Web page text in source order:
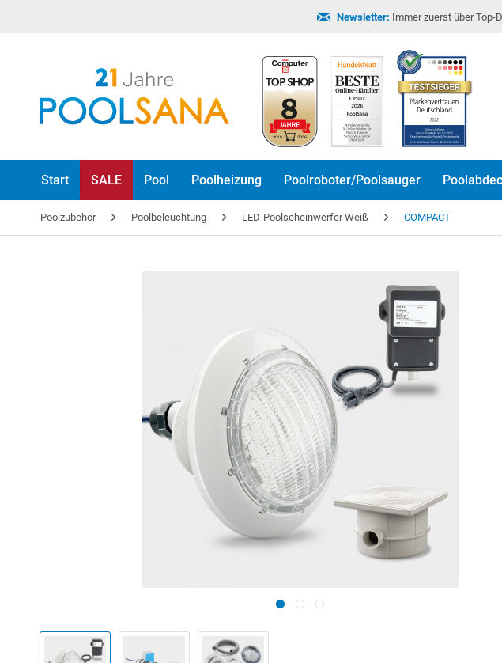
Newsletter: Immer zuerst über Top-
Start SALE Pool Poolheizung Poolroboter/Poolsauger
Poolzubehör Poolbeleuchtung LED-Poolscheinwerfer Weiß COMPACT